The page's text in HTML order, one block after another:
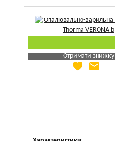
Отримати знижку
Яка Ваша ціна
favorite email